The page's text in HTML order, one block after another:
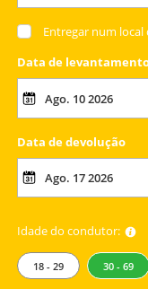
Entregar num
Data de
Data de devolução
Idade do condutor:
18 - 29 30 - 69